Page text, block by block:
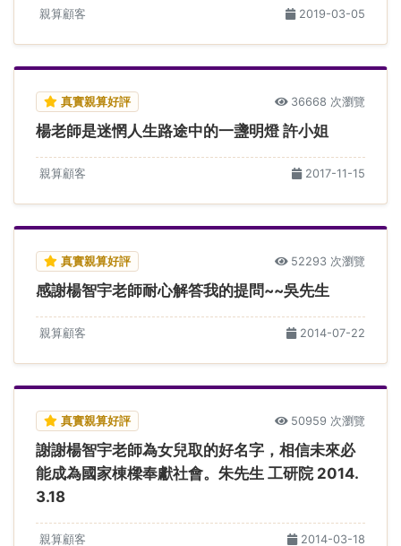
親算顧客 2019-03-05
真實親算好評 36668 次瀏覽
楊老師是迷惘人生路途中的一盞明燈 許小姐
親算顧客 2017-11-15
真實親算好評 52293 次瀏覽
感謝楊智宇老師耐心解答我的提問~~吳先生
親算顧客 2014-07-22
真實親算好評 50959 次瀏覽
謝謝楊智宇老師為女兒取的好名字，相信未來必
能成為國家棟樑奉獻社會。朱先生 工研院 2014.
3.18
親算顧客 2014-03-18